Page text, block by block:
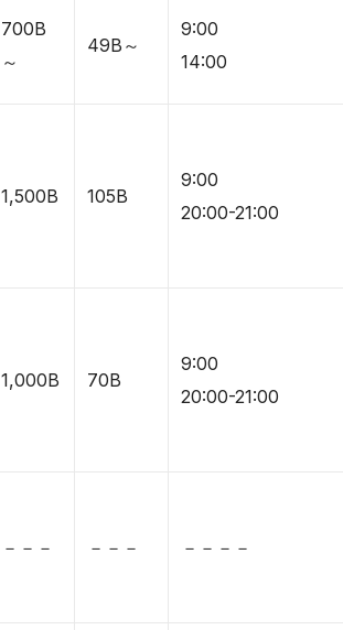
700B
～
49B～
9:00
14:00
1,500B 105B
9:00
20:00-21:00
1,000B 70B
9:00
20:00-21:00
－－－ －－－ －－－－